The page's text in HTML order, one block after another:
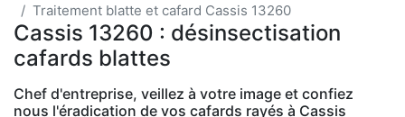
Traitement blatte et cafard Cassis 13260
Cassis 13260 : désinsectisation
cafards blattes
Chef d'entreprise, veillez à votre image et confiez
nous l'éradication de vos cafards rayés à Cassis